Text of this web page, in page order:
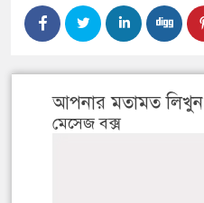
আপনার মতামত লিখুন
মেসেজ বক্স